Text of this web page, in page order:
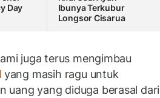
Day
Ibunya Terkubur
Longsor Cisarua
juga terus mengimbau
yang masih ragu untuk
uang yang diduga berasal dari